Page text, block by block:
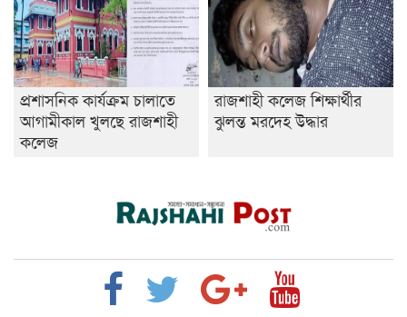
প্রশাসনিক কার্যক্রম চালাতে
আগামীকাল খুলছে রাজশাহী
কলেজ
রাজশাহী কলেজ শিক্ষার্থীর
ঝুলন্ত মরদেহ উদ্ধার